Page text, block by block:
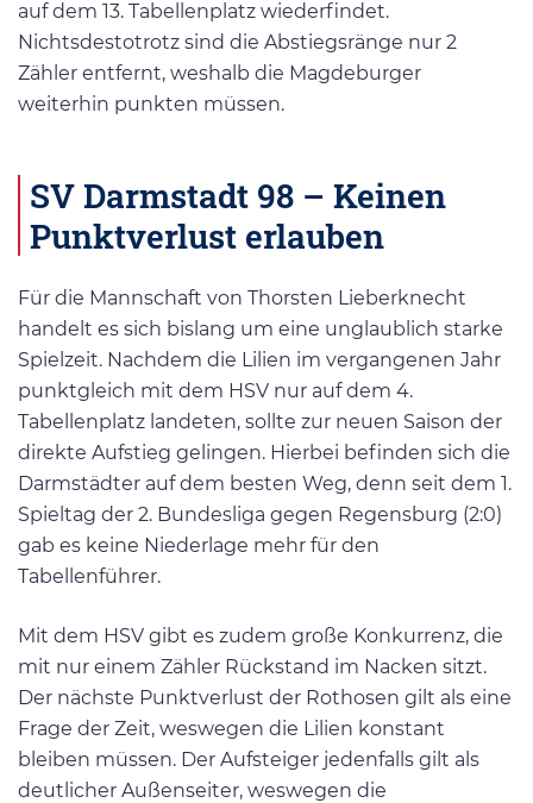
auf dem 13. Tabellenplatz wiederfindet.
Nichtsdestotrotz sind die Abstiegsränge nur 2
Zähler entfernt, weshalb die Magdeburger
weiterhin punkten müssen.
SV Darmstadt 98 – Keinen
Punktverlust erlauben
Für die Mannschaft von Thorsten Lieberknecht
handelt es sich bislang um eine unglaublich starke
Spielzeit. Nachdem die Lilien im vergangenen Jahr
punktgleich mit dem HSV nur auf dem 4.
Tabellenplatz landeten, sollte zur neuen Saison der
direkte Aufstieg gelingen. Hierbei befinden sich die
Darmstädter auf dem besten Weg, denn seit dem 1.
Spieltag der 2. Bundesliga gegen Regensburg (2:0)
gab es keine Niederlage mehr für den
Tabellenführer.
Mit dem HSV gibt es zudem große Konkurrenz, die
mit nur einem Zähler Rückstand im Nacken sitzt.
Der nächste Punktverlust der Rothosen gilt als eine
Frage der Zeit, weswegen die Lilien konstant
bleiben müssen. Der Aufsteiger jedenfalls gilt als
deutlicher Außenseiter, weswegen die